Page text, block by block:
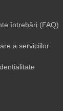
întrebări (FAQ)
a serviciilor